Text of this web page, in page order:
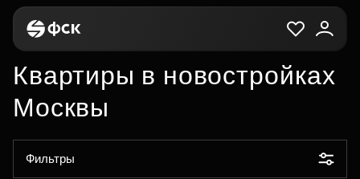
Квартиры в новостройках
Москвы
Фильтры